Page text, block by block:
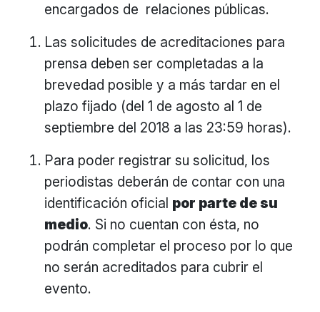
encargados de relaciones públicas.
Las solicitudes de acreditaciones para
prensa deben ser completadas a la
brevedad posible y a más tardar en el
plazo fijado (del 1 de agosto al 1 de
septiembre del 2018 a las 23:59 horas).
Para poder registrar su solicitud, los
periodistas deberán de contar con una
identificación oficial por parte de su
medio. Si no cuentan con ésta, no
podrán completar el proceso por lo que
no serán acreditados para cubrir el
evento.